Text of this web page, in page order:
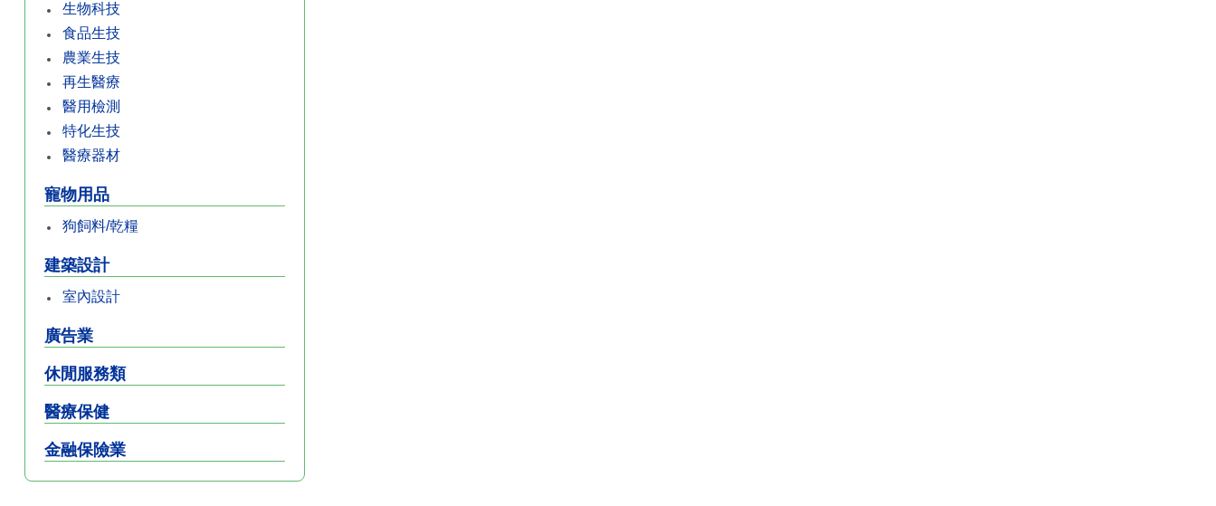
生物科技
食品生技
農業生技
再生醫療
醫用檢測
特化生技
醫療器材
寵物用品
狗飼料/乾糧
建築設計
室內設計
廣告業
休閒服務類
醫療保健
金融保險業